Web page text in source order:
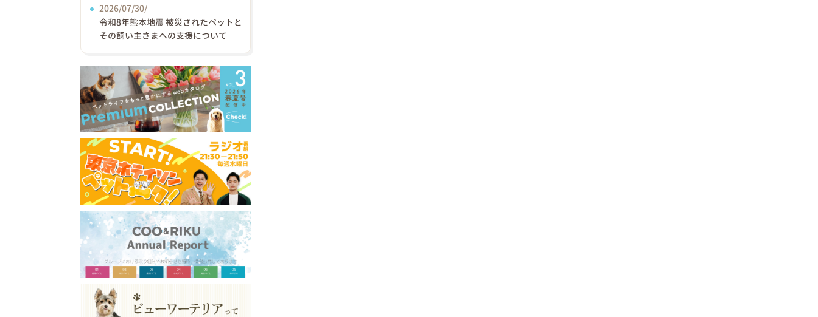
2026/07/30/
令和8年熊本地震 被災されたペットと
その飼い主さまへの支援について